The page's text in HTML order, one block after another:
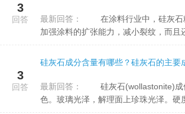
3
回答 最新回答：
加强涂料的扩张能力，减小裂纹，而
3
回答
硅灰石成分含量有哪些？硅灰石的主要
最新回答：
色。玻璃光泽，解理面上珍珠光泽。硬